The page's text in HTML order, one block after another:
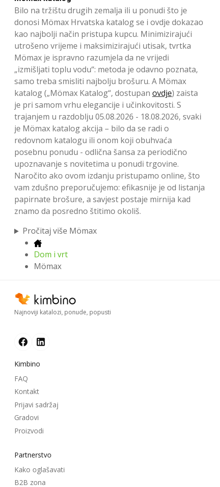
Bilo na tržištu drugih zemalja ili u ponudi što je
donosi Mömax Hrvatska katalog se i ovdje dokazao
kao najbolji način pristupa kupcu. Minimizirajući
utrošeno vrijeme i maksimizirajući utisak, tvrtka
Mömax je ispravno razumjela da ne vrijedi
„izmišljati toplu vodu“: metoda je odavno poznata,
samo treba smisliti najbolju brošuru. A Mömax
katalog („Mömax Katalog“, dostupan ovdje) zaista
je pri samom vrhu elegancije i učinkovitosti. S
trajanjem u razdoblju 05.08.2026 - 18.08.2026, svaki
je Mömax katalog akcija – bilo da se radi o
redovnom katalogu ili onom koji obuhvaća
posebnu ponudu - odlična šansa za periodično
upoznavanje s novitetima u ponudi trgovine.
Naročito ako ovom izdanju pristupamo online, što
vam zdušno preporučujemo: efikasnije je od listanja
papirnate brošure, a savjest postaje mirnija kad
znamo da posredno štitimo okoliš.
Pročitaj više Mömax
Dom i vrt
Mömax
Najnoviji katalozi, ponude, popusti
Kimbino
FAQ
Kontakt
Prijavi sadržaj
Gradovi
Proizvodi
Partnerstvo
Kako oglašavati
B2B zona